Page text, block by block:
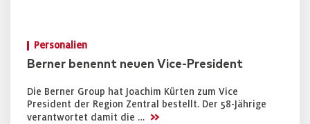
Personalien
Berner benennt neuen Vice-President
Die Berner Group hat Joachim Kürten zum Vice
President der Region Zentral bestellt. Der 58-Jährige
verantwortet damit die … >>